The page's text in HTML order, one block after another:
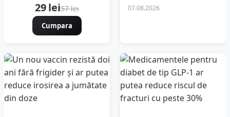
29 lei57 lei
Cumpara
07.08.2026